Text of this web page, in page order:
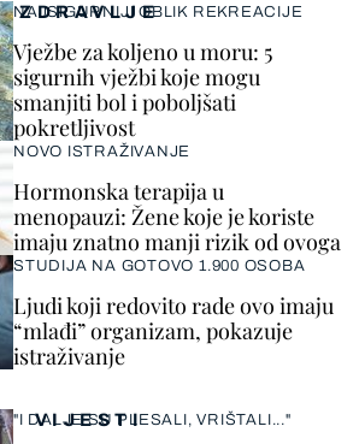
VIJESTI
"I DALJE SU PLESALI, VRIŠTALI..."
ZDRAVLJE
NAJSIGURNIJI OBLIK REKREACIJE
Vježbe za koljeno u moru: 5
sigurnih vježbi koje mogu
smanjiti bol i poboljšati
pokretljivost
NOVO ISTRAŽIVANJE
Hormonska terapija u
menopauzi: Žene koje je koriste
imaju znatno manji rizik od ovoga
STUDIJA NA GOTOVO 1.900 OSOBA
Ljudi koji redovito rade ovo imaju
“mlađi” organizam, pokazuje
istraživanje